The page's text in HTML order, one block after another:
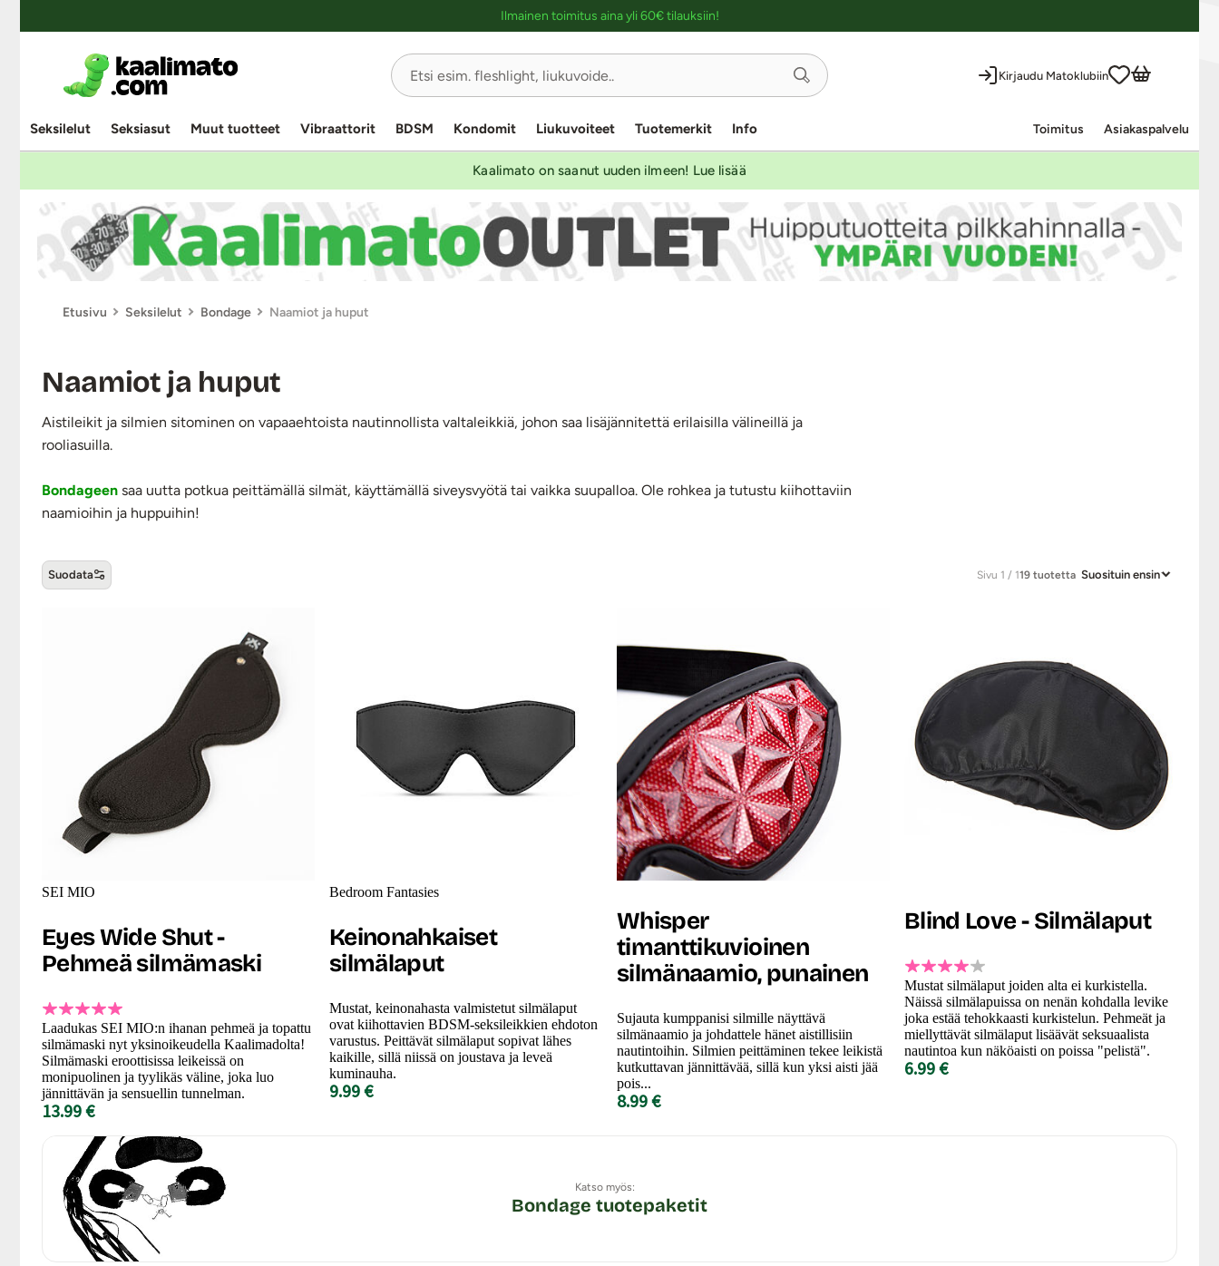
Ilmainen toimitus aina yli 60€ tilauksiin!
Kirjaudu Matoklubiin
Seksilelut Seksiasut Muut tuotteet Vibraattorit BDSM Kondomit Liukuvoiteet Tuotemerkit Info Toimitus Asiakaspalvelu
Kaalimato on saanut uuden ilmeen! Lue lisää
Etusivu Seksilelut Bondage Naamiot ja huput
Naamiot ja huput
Aistileikit ja silmien sitominen on vapaaehtoista nautinnollista valtaleikkiä, johon saa lisäjännitettä erilaisilla välineillä ja
rooliasuilla.
Bondageen saa uutta potkua peittämällä silmät, käyttämällä siveysvyötä tai vaikka suupalloa. Ole rohkea ja tutustu kiihottaviin
naamioihin ja huppuihin!
Suodata Sivu 1 / 119 tuotetta Suosituin ensin
SEI MIO
Eyes Wide Shut -
Pehmeä silmämaski
Laadukas SEI MIO:n ihanan pehmeä ja topattu
silmämaski nyt yksinoikeudella Kaalimadolta!
Silmämaski eroottisissa leikeissä on
monipuolinen ja tyylikäs väline, joka luo
jännittävän ja sensuellin tunnelman.
13.99 €
Bedroom Fantasies
Keinonahkaiset
silmälaput
Mustat, keinonahasta valmistetut silmälaput
ovat kiihottavien BDSM-seksileikkien ehdoton
varustus. Peittävät silmälaput sopivat lähes
kaikille, sillä niissä on joustava ja leveä
kuminauha.
9.99 €
Whisper
timanttikuvioinen
silmänaamio, punainen
Sujauta kumppanisi silmille näyttävä
silmänaamio ja johdattele hänet aistillisiin
nautintoihin. Silmien peittäminen tekee leikistä
kutkuttavan jännittävää, sillä kun yksi aisti jää
pois...
8.99 €
Blind Love - Silmälaput
Mustat silmälaput joiden alta ei kurkistella.
Näissä silmälapuissa on nenän kohdalla levike
joka estää tehokkaasti kurkistelun. Pehmeät ja
miellyttävät silmälaput lisäävät seksuaalista
nautintoa kun näköaisti on poissa "pelistä".
6.99 €
Katso myös:
Bondage tuotepaketit
-70%